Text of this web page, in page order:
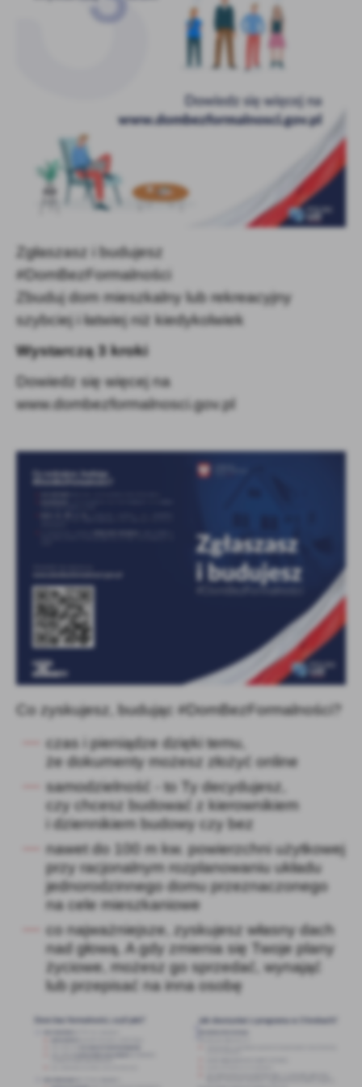
promocyjne mogą pojawić się na stronach podmiotów trzecich lub
firm będących naszymi partnerami oraz innych dostawców usług.
Firmy te działają w charakterze pośredników prezentujących nasze
treści w postaci wiadomości, ofert, komunikatów mediów
Zgłaszasz i budujesz
#DomBezFormalności
Zbuduj dom mieszkalny lub rekreacyjny
szybciej i łatwiej niż kiedykolwiek
Wystarczą 3 kroki
Dowiedz się więcej na
www.dombezformalnosci.gov.pl
Co zyskujesz, budując #DomBezFormalności?
czas i pieniądze dzięki temu,
że dokumenty możesz złożyć online
samodzielność - to Ty decydujesz,
czy chcesz budować z kierownikiem
i dziennikiem budowy czy bez
nawet do 100 m kw. powierzchni użytkowej
przy racjonalnymrozplanowaniu układu
jednorodzinnego domu przeznaczonego
na cele mieszkaniowe
co najważniejsze, zyskujesz własny dach
nad głową. A gdy zmienia się Twoje plany
życiowe, możesz go sprzedać, wynająć
lub przepisać na innaosobę